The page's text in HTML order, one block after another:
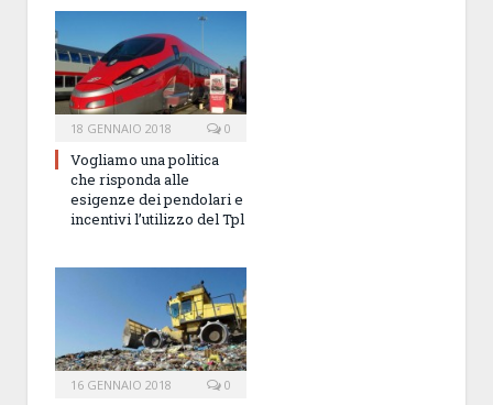
18 GENNAIO 2018 0
Vogliamo una politica
che risponda alle
esigenze dei pendolari e
incentivi l’utilizzo del Tpl
16 GENNAIO 2018 0